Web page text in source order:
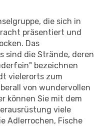
die sich in
präsentiert und
Das
sind die Strände, deren
bezeichnen
vielerorts zum
von wundervollen
können Sie mit dem
viele
Adlerrochen, Fische